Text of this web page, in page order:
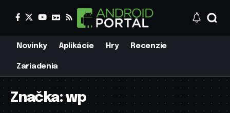
Novinky Aplikácie Hry Recenzie
Zariadenia
Značka:wp